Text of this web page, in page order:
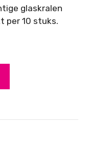
glaskralen
per 10 stuks.